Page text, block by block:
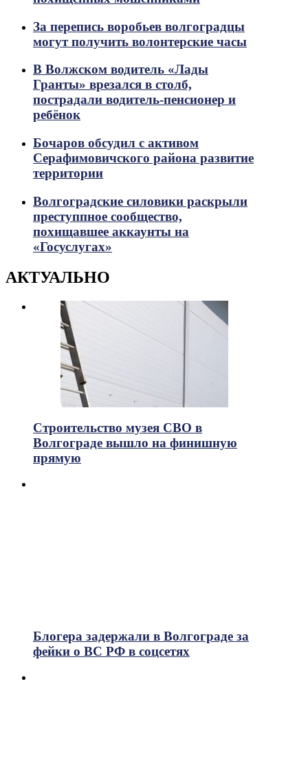
За перепись воробьев волгоградцы
могут получить волонтерские часы
В Волжском водитель «Лады
Гранты» врезался в столб,
пострадали водитель-пенсионер и
ребёнок
Бочаров обсудил с активом
Серафимовичского района развитие
территории
Волгоградские силовики раскрыли
преступпное сообщество,
похищавшее аккаунты на
«Госуслугах»
АКТУАЛЬНО
Строительство музея СВО в
Волгограде вышло на финишную
прямую
Блогера задержали в Волгограде за
фейки о ВС РФ в соцсетях